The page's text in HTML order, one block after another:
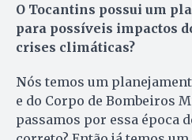
O Tocantins possui um
para possíveis impactos
crises climáticas?
Nós temos um
e do Corpo de Bombeiros
passamos por essa época